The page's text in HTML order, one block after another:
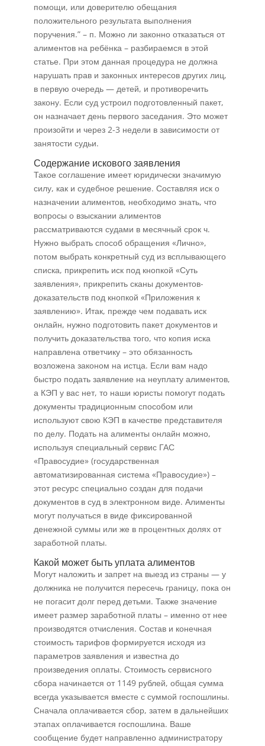
помощи, или доверителю обещания
положительного результата выполнения
поручения.” – п. Можно ли законно отказаться от
алиментов на ребёнка – разбираемся в этой
статье. При этом данная процедура не должна
нарушать прав и законных интересов других лиц,
в первую очередь — детей, и противоречить
закону. Если суд устроил подготовленный пакет,
он назначает день первого заседания. Это может
произойти и через 2-3 недели в зависимости от
занятости судьи.
Содержание искового заявления
Такое соглашение имеет юридически значимую
силу, как и судебное решение. Составляя иск о
назначении алиментов, необходимо знать, что
вопросы о взыскании алиментов
рассматриваются судами в месячный срок ч.
Нужно выбрать способ обращения «Лично»,
потом выбрать конкретный суд из всплывающего
списка, прикрепить иск под кнопкой «Суть
заявления», прикрепить сканы документов-
доказательств под кнопкой «Приложения к
заявлению». Итак, прежде чем подавать иск
онлайн, нужно подготовить пакет документов и
получить доказательства того, что копия иска
направлена ответчику – это обязанность
возложена законом на истца. Если вам надо
быстро подать заявление на неуплату алиментов,
а КЭП у вас нет, то наши юристы помогут подать
документы традиционным способом или
используют свою КЭП в качестве представителя
по делу. Подать на алименты онлайн можно,
используя специальный сервис ГАС
«Правосудие» (государственная
автоматизированная система «Правосудие») –
этот ресурс специально создан для подачи
документов в суд в электронном виде. Алименты
могут получаться в виде фиксированной
денежной суммы или же в процентных долях от
заработной платы.
Какой может быть уплата алиментов
Могут наложить и запрет на выезд из страны — у
должника не получится пересечь границу, пока он
не погасит долг перед детьми. Также значение
имеет размер заработной платы – именно от нее
производятся отчисления. Состав и конечная
стоимость тарифов формируется исходя из
параметров заявления и известна до
произведения оплаты. Стоимость сервисного
сбора начинается от 1149 рублей, общая сумма
всегда указывается вместе с суммой госпошлины.
Сначала оплачивается сбор, затем в дальнейших
этапах оплачивается госпошлина. Ваше
сообщение будет направленно администратору